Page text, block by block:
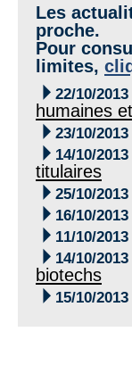
Les
proche.
Pour
limites,
 22/10/2013
humaines
 23/10/2013
 14/10/2013
titulaires
 25/10/2013
 16/10/2013
 11/10/2013
 14/10/2013
biotechs
 15/10/2013